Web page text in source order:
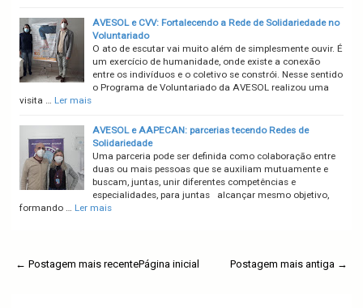
AVESOL e CVV: Fortalecendo a Rede de Solidariedade no
Voluntariado
O ato de escutar vai muito além de simplesmente ouvir. É
um exercício de humanidade, onde existe a conexão
entre os indivíduos e o coletivo se constrói. Nesse sentido
o Programa de Voluntariado da AVESOL realizou uma
visita … Ler mais
AVESOL e AAPECAN: parcerias tecendo Redes de
Solidariedade
Uma parceria pode ser definida como colaboração entre
duas ou mais pessoas que se auxiliam mutuamente e
buscam, juntas, unir diferentes competências e
especialidades, para juntas alcançar mesmo objetivo,
formando … Ler mais
← Postagem mais recente Postagem mais antiga →
Página inicial